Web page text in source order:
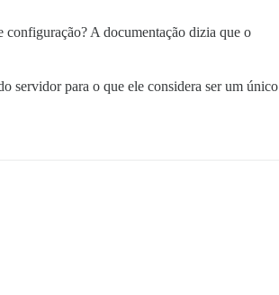
configuração? A documentação dizia que o
servidor para o que ele considera ser um único